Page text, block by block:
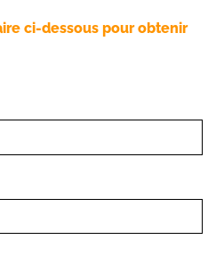
ci-dessous pour obtenir